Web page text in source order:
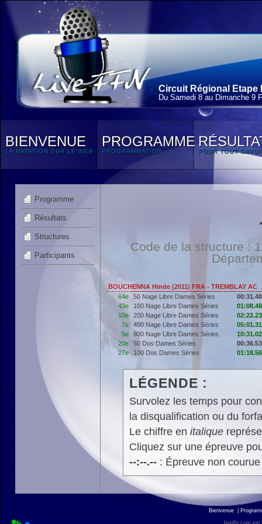
Circuit Régional Etape
Du Samedi 8 au Dimanche 9
BIENVENUE
LA NATATION SUR LE WEB
PROGRAMME
PROGRAMMATION POUR TOUT
Programme
Résultats
Structures
Participants
Code de la structure :
BOUCHENNA Hinde (2011) FRA - TREMBLAY AC
64e
50 Nage Libre Dames Séries
00:31.48
43e
100 Nage Libre Dames Séries
01:08.48
10e
200 Nage Libre Dames Séries
02:22.23
7e
400 Nage Libre Dames Séries
05:01.31
5e
800 Nage Libre Dames Séries
10:31.02
20e
50 Dos Dames Séries
00:36.53
27e
100 Dos Dames Séries 01:18.56
LÉGENDE :
Survolez les temps pour
la disqualification ou du
Le chiffre en italique
Cliquez sur une épreuve
--:--.--: Épreuve non
Bienvenue
liveffn.com est